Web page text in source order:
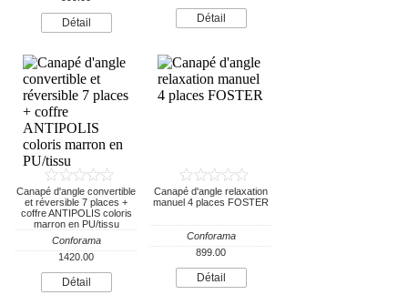
Détail Détail
Canapé d'angle convertible
et réversible 7 places +
coffre ANTIPOLIS coloris
marron en PU/tissu
Conforama
1420.00
Détail
Canapé d'angle relaxation
manuel 4 places FOSTER
Conforama
899.00
Détail